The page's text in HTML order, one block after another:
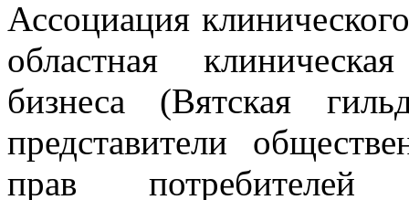
Ассоциация
областная
бизнеса (Вятская
представители
прав потребителей